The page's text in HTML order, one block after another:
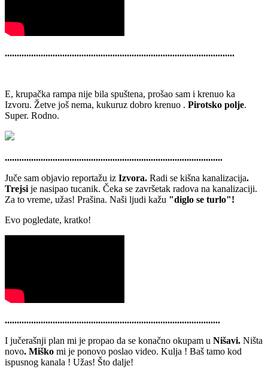
................................................................................................
E, krupačka rampa nije bila spuštena, prošao sam i krenuo ka
Izvoru. Žetve još nema, kukuruz dobro krenuo . Pirotsko polje.
Super. Rodno.
...........................................................................................
Juče sam objavio reportažu iz Izvora. Radi se kišna kanalizacija.
Trejsi je nasipao tucanik. Čeka se završetak radova na kanalizaciji.
Za to vreme, užas! Prašina. Naši ljudi kažu "diglo se turlo"!
Evo pogledate, kratko!
..........................................................................................
I jučerašnji plan mi je propao da se konačno okupam u Nišavi. Ništa
novo. Miško mi je ponovo poslao video. Kulja ! Baš tamo kod
ispusnog kanala ! Užas! Što dalje!